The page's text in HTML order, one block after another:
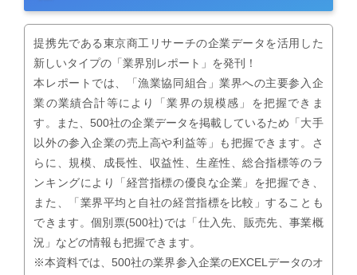
提携先である東京商工リサーチの企業データを活用した
新しいタイプの「業界別レポート」を発刊！
本レポートでは、「漁業協同組合」業界への主要参入企
業の業績合計等により「業界の規模感」を把握できま
す。また、500社の企業データを掲載しているため「大手
以外の参入企業の売上高や利益等」も把握できます。さ
らに、規模、成長性、収益性、生産性、総合指標等のラ
ンキングにより「経営指標の優良な企業」を把握でき、
また、「業界平均と自社の経営指標を比較」することも
できます。個別票(500社)では「仕入先、販売先、事業概
況」などの情報も把握できます。
※本資料では、500社の業界参入企業のEXCELデータのオ